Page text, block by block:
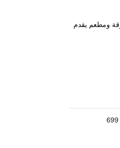
مورقة ومطعم يقدم